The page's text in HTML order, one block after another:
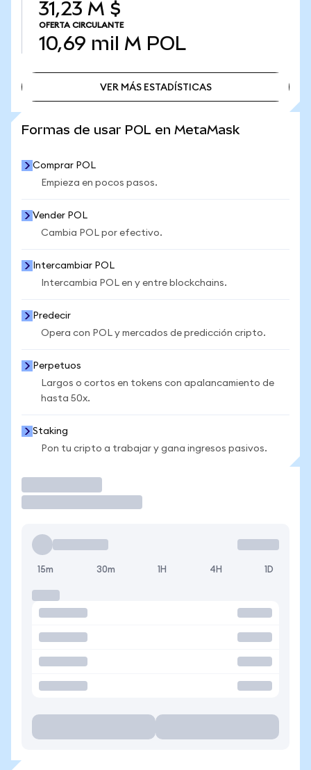
31,23 M $
OFERTA CIRCULANTE
10,69 mil M POL
VER MÁS ESTADÍSTICAS
Formas de usar POL en MetaMask
Comprar POL
Empieza en pocos pasos.
Vender POL
Cambia POL por efectivo.
Intercambiar POL
Intercambia POL en y entre blockchains.
Predecir
Opera con POL y mercados de predicción cripto.
Perpetuos
Largos o cortos en tokens con apalancamiento de
hasta 50x.
Staking
Pon tu cripto a trabajar y gana ingresos pasivos.
15m 30m 1H 4H 1D